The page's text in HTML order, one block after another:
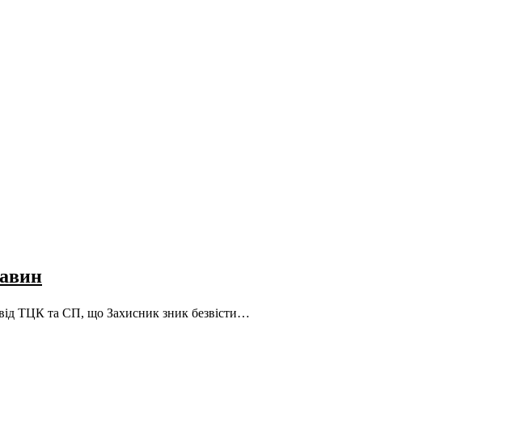
ТЦК та СП, що Захисник зник безвісти…